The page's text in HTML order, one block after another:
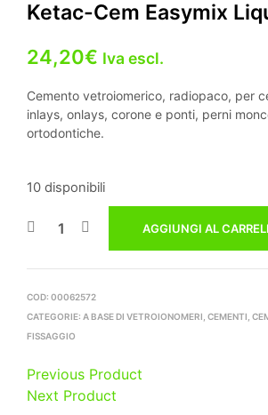
Ketac-Cem Easymix
24,20€ Iva escl.
Cemento vetroiomerico, radiopaco, per
inlays, onlays, corone e ponti, perni
ortodontiche.
10 disponibili
AGGIUNGI AL
COD: 00062572
CATEGORIE: A BASE DI VETROIONOMERI CEMENTI
FISSAGGIO
Previous Product
Next Product